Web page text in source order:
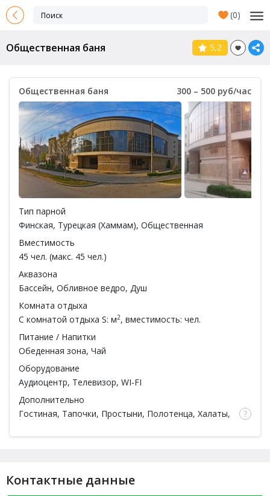
(0)
Общественная баня 5,2
Общественная баня 300 – 500 руб/час
Тип парной
Финская, Турецкая (Хаммам), Общественная
Вместимость
45 чел. (макс. 45 чел.)
Аквазона
Бассейн, Обливное ведро, Душ
Комната отдыха
С комнатой отдыха S: м2, вместимость: чел.
Питание / Напитки
Обеденная зона, Чай
Оборудование
Аудиоцентр, Телевизор, WI-FI
Дополнительно
Гостиная, Тапочки, Простыни, Полотенца, Халаты,
Ароматы для парной,Есть веники,Парильщик
Контактные данные